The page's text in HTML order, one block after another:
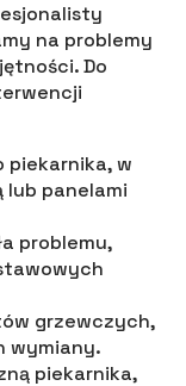
na problemy
Do
piekarnika, w
lub panelami
problemu,
grzewczych,
wymiany.
piekarnika,